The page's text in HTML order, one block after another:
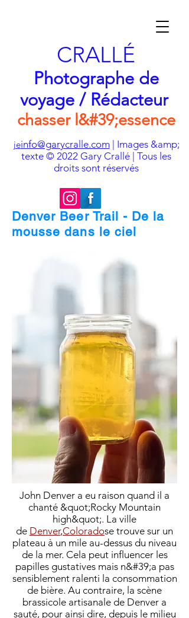
CRALLÉ
Photographe de
voyage / Rédacteur
chasser l&#39;essence
jeinfo@garycralle.com| Images &amp;
texte © 2022 Gary Crallé | Tous les
droits sont réservés
Denver Beer Trail - De la
mousse dans le ciel
John Denver a eu raison quand il a
chanté &quot;Rocky Mountain
high&quot;. La ville
de Denver,Coloradose trouve sur un
plateau à un mile au-dessus du niveau
de la mer. Cela peut influencer les
papilles gustatives mais n&#39;a pas
sensiblement ralenti la consommation
de bière. Au contraire, la scène
brassicole artisanale de Denver a
sauté, pour ainsi dire, depuis le milieu